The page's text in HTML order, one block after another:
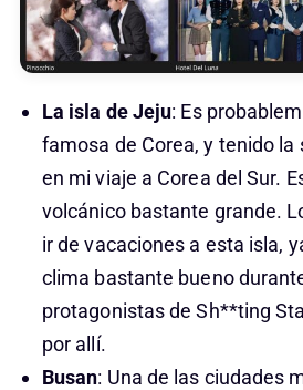
La isla de Jeju: Es
famosa de Corea, y tenido la
en mi viaje a Corea del Sur.
volcánico bastante grande.
ir de vacaciones a esta isla,
clima bastante bueno
protagonistas de Sh**ting
por allí.
Busan: Una de las ciudades